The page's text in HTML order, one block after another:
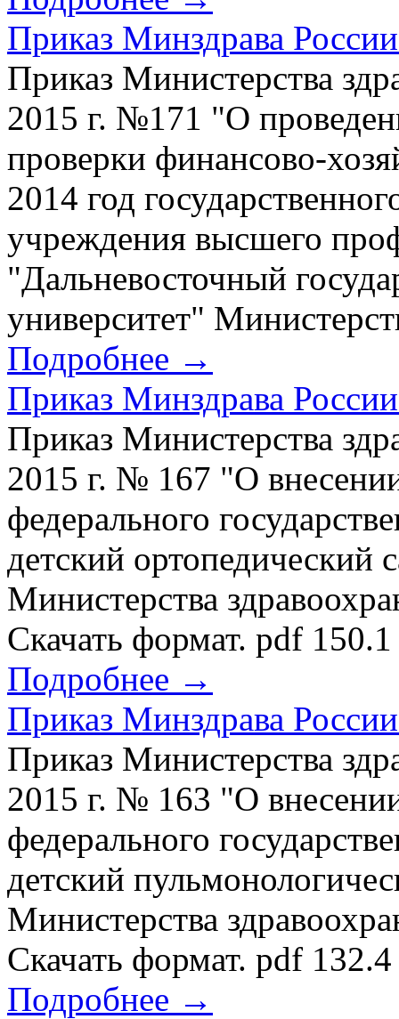
Приказ Минздрава
Приказ Министерства
2015 г. №171 "О
проверки финансово-
2014 год
учреждения высшего
"Дальневосточный
университет"
Подробнее →
Приказ Минздрава
Приказ Министерства
2015 г. № 167 "О
федерального
детский ортопедический
Министерства
Скачать формат. pdf
Подробнее →
Приказ Минздрава
Приказ Министерства
2015 г. № 163 "О
федерального
детский
Министерства
Скачать формат. pdf
Подробнее →